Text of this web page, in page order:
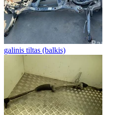
galinis tiltas (balkis)